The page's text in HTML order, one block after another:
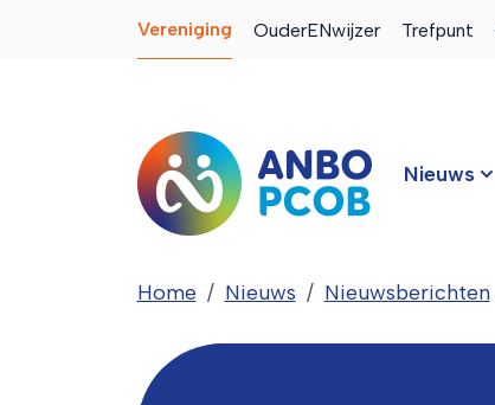
Vereniging OuderENwijzer Trefpunt
Nieuws
Home Nieuws Nieuwsberichten